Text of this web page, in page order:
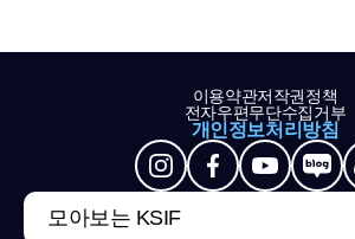
이용약관저작권정책
전자우편무단수집거부
개인정보처리방침
모아보는 KSIF